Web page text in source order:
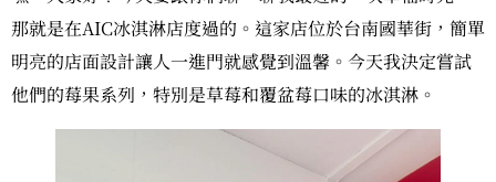
那就是在AIC冰淇淋店度過的。這家店位於台南國華街，簡單
明亮的店面設計讓人一進門就感覺到溫馨。今天我決定嘗試
他們的莓果系列，特別是草莓和覆盆莓口味的冰淇淋。